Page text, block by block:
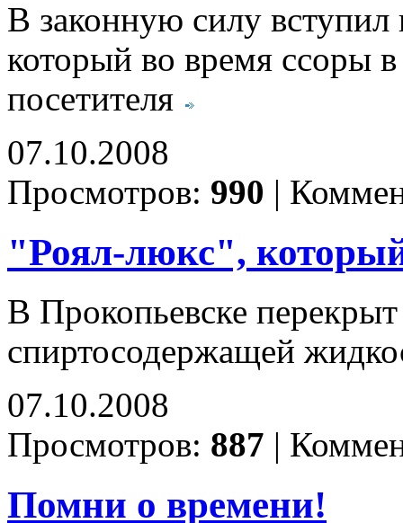
В законную силу вступил
который во время ссоры
посетителя
07.10.2008
Просмотров: 990 |
"Роял-люкс",
В Прокопьевске
спиртосодержащей
07.10.2008
Просмотров: 887 |
Помни о времени!